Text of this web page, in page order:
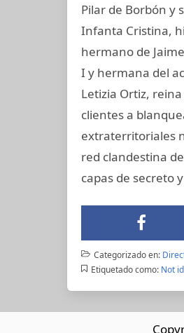
Pilar de Borbón y
Infanta Cristina,
hermano de
I y hermana del
Letizia Ortiz,
clientes a
extraterritoriales
red clandestina
capas de secreto
Categorizado en:
Etiquetado como: Not